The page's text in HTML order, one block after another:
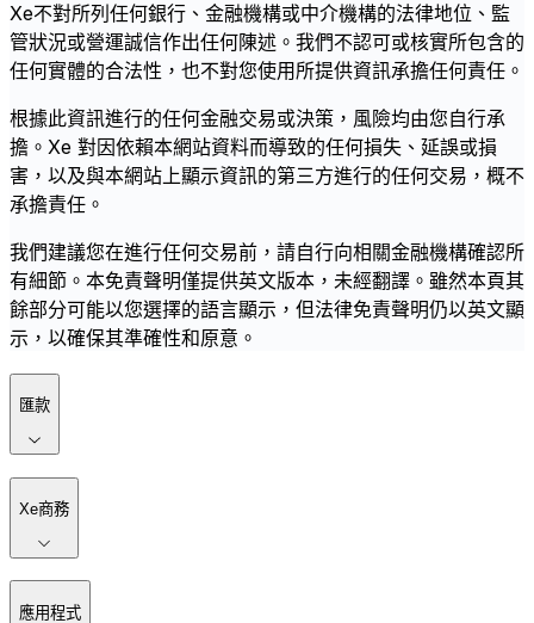
Xe不對所列任何銀行、金融機構或中介機構的法律地位、監
管狀況或營運誠信作出任何陳述。我們不認可或核實所包含的
任何實體的合法性，也不對您使用所提供資訊承擔任何責任。
根據此資訊進行的任何金融交易或決策，風險均由您自行承
擔。Xe 對因依賴本網站資料而導致的任何損失、延誤或損
害，以及與本網站上顯示資訊的第三方進行的任何交易，概不
承擔責任。
我們建議您在進行任何交易前，請自行向相關金融機構確認所
有細節。本免責聲明僅提供英文版本，未經翻譯。雖然本頁其
餘部分可能以您選擇的語言顯示，但法律免責聲明仍以英文顯
示，以確保其準確性和原意。
匯款
Xe商務
應用程式